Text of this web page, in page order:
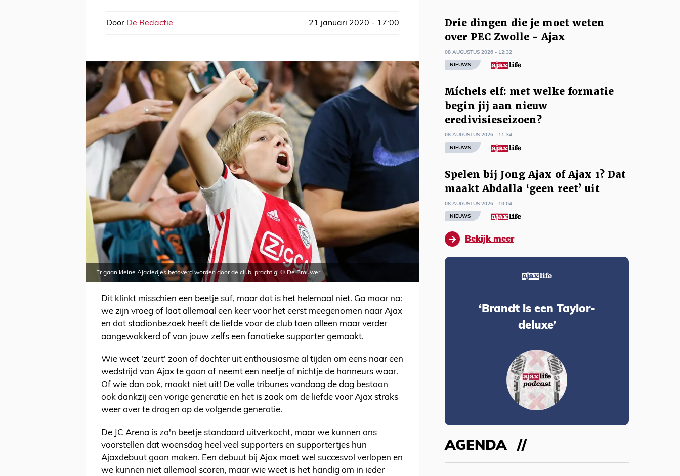
Door De Redactie 21 januari 2020 - 17:00
Er gaan kleine Ajaciedjes betoverd worden door de club, prachtig! © De Brouwer
Dit klinkt misschien een beetje suf, maar dat is het helemaal niet. Ga maar na:
we zijn vroeg of laat allemaal een keer voor het eerst meegenomen naar Ajax
en dat stadionbezoek heeft de liefde voor de club toen alleen maar verder
aangewakkerd of van jouw zelfs een fanatieke supporter gemaakt.
Wie weet 'zeurt' zoon of dochter uit enthousiasme al tijden om eens naar een
wedstrijd van Ajax te gaan of neemt een neefje of nichtje de honneurs waar.
Of wie dan ook, maakt niet uit! De volle tribunes vandaag de dag bestaan
ook dankzij een vorige generatie en het is zaak om de liefde voor Ajax straks
weer over te dragen op de volgende generatie.
De JC Arena is zo'n beetje standaard uitverkocht, maar we kunnen ons
voorstellen dat woensdag heel veel supporters en supportertjes hun
Ajaxdebuut gaan maken. Een debuut bij Ajax moet wel succesvol verlopen en
we kunnen niet allemaal scoren, maar wie weet is het handig om in ieder
Drie dingen die je moet weten
over PEC Zwolle - Ajax
08 AUGUSTUS 2026 - 12:32
NIEUWS
Míchels elf: met welke formatie
begin jij aan nieuw
eredivisieseizoen?
08 AUGUSTUS 2026 - 11:34
NIEUWS
Spelen bij Jong Ajax of Ajax 1? Dat
maakt Abdalla ‘geen reet’ uit
08 AUGUSTUS 2026 - 10:04
NIEUWS
Bekijk meer
‘Brandt is een Taylor-
deluxe’
AGENDA